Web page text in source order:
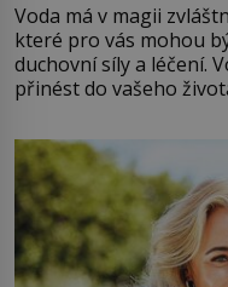
Voda má v magii
které pro vás mohou
duchovní síly a léčení.
přinést do vašeho
můžete obohatit své
větší harmonii a klid.